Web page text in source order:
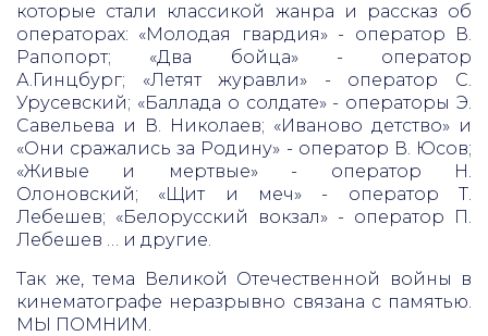
которые стали классикой жанра и рассказ об
операторах: «Молодая гвардия» - оператор В.
Рапопорт; «Два бойца» - оператор
А.Гинцбург; «Летят журавли» - оператор С.
Урусевский; «Баллада о солдате» - операторы Э.
Савельева и В. Николаев; «Иваново детство» и
«Они сражались за Родину» - оператор В. Юсов;
«Живые и мертвые» - оператор Н.
Олоновский; «Щит и меч» - оператор Т.
Лебешев; «Белорусский вокзал» - оператор П.
Лебешев … и другие.
Так же, тема Великой Отечественной войны в
кинематографе неразрывно связана с памятью.
МЫ ПОМНИМ.